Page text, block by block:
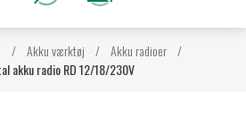
/ Akku værktøj / Akku radioer /
akku radio RD 12/18/230V